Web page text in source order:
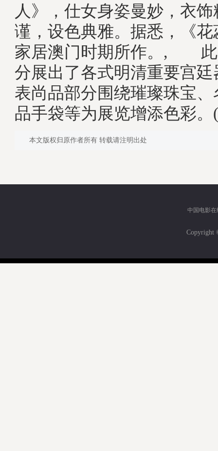
人》，仕女身姿曼妙，衣
谨，设色典雅。据悉，《
家居澳门时期所作。, 此
分展出了各式明清重要宫
表尚品部分围绕璀璨珠宝
品手袋等为展览增添色彩。
本文版权归原作者所有 转载请注明出处
中国电影在
Copyright